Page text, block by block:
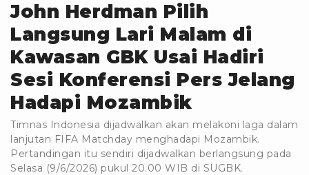
John Herdman Pilih
Langsung Lari Malam di
Kawasan GBK Usai Hadiri
Sesi Konferensi Pers Jelang
Hadapi Mozambik
Timnas Indonesia dijadwalkan akan melakoni laga dalam
lanjutan FIFA Matchday menghadapi Mozambik.
Pertandingan itu sendiri dijadwalkan berlangsung pada
Selasa (9/6/2026) pukul 20.00 WIB di SUGBK.